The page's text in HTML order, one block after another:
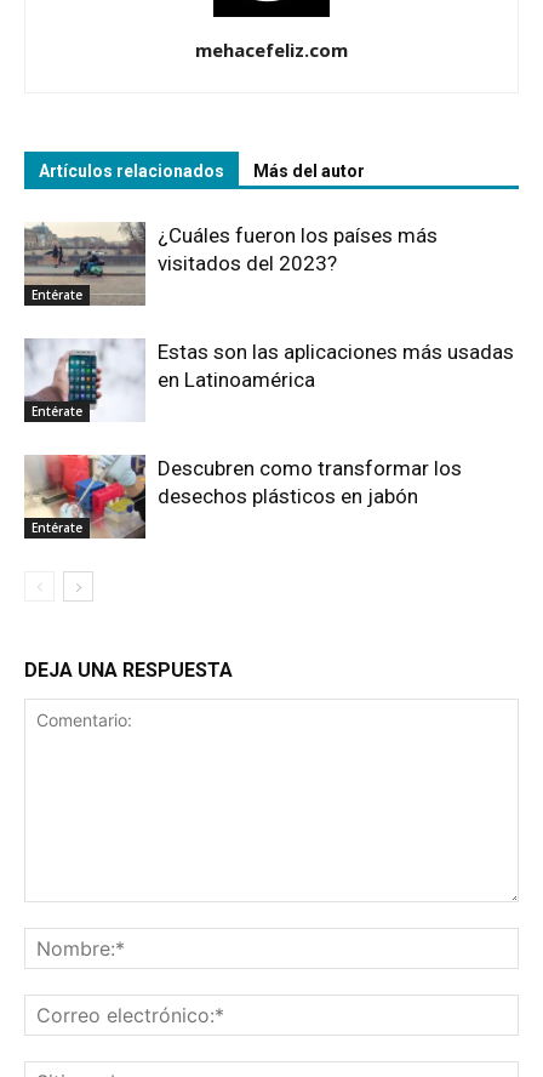
mehacefeliz.com
Artículos relacionados Más del autor
Entérate
¿Cuáles fueron los países más
visitados del 2023?
Entérate
Estas son las aplicaciones más usadas
en Latinoamérica
Entérate
Descubren como transformar los
desechos plásticos en jabón
DEJA UNA RESPUESTA